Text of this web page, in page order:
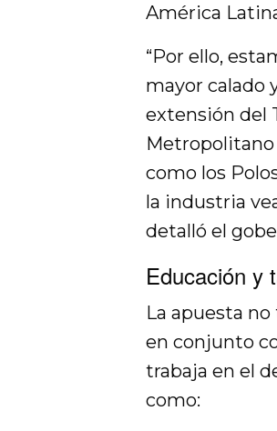
América
“Por ello,
mayor calado
extensión del
Metropolitano
como los
la industria
detalló el
Educación y
La apuesta
en conjunto
trabaja en el
como: